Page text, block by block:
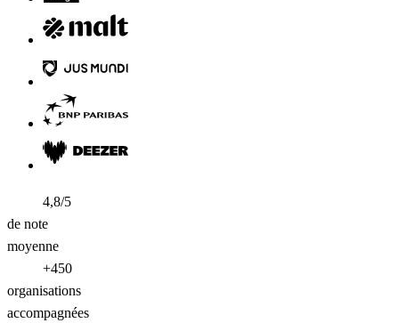
4,8/5
de note
moyenne
+450
organisations
accompagnées